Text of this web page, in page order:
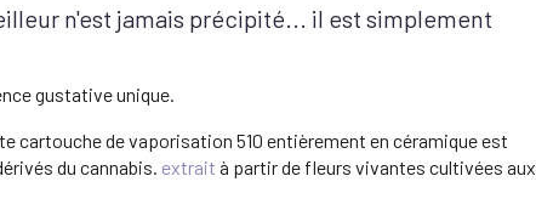
£30.00.£26.40.
n'est jamais précipité... il est simplement
gustative unique.
cartouche de vaporisation 510 entièrement en céramique est
du cannabis. extrait à partir de fleurs vivantes cultivées aux